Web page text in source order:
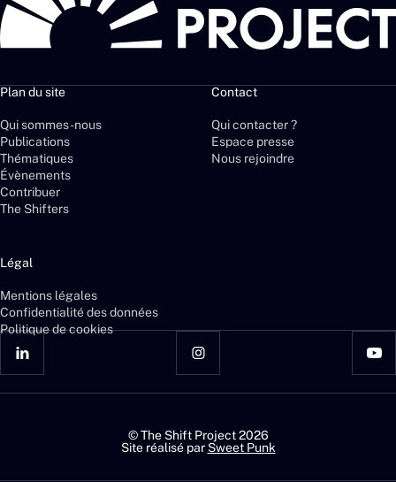
Plan du site
Qui sommes-nous
Publications
Thématiques
Évènements
Contribuer
The Shifters
Contact
Qui contacter ?
Espace presse
Nous rejoindre
Légal
Mentions légales
Confidentialité des données
Politique de cookies
© The Shift Project 2026
Site réalisé par Sweet Punk